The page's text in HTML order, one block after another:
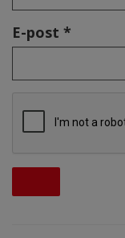
E-post *